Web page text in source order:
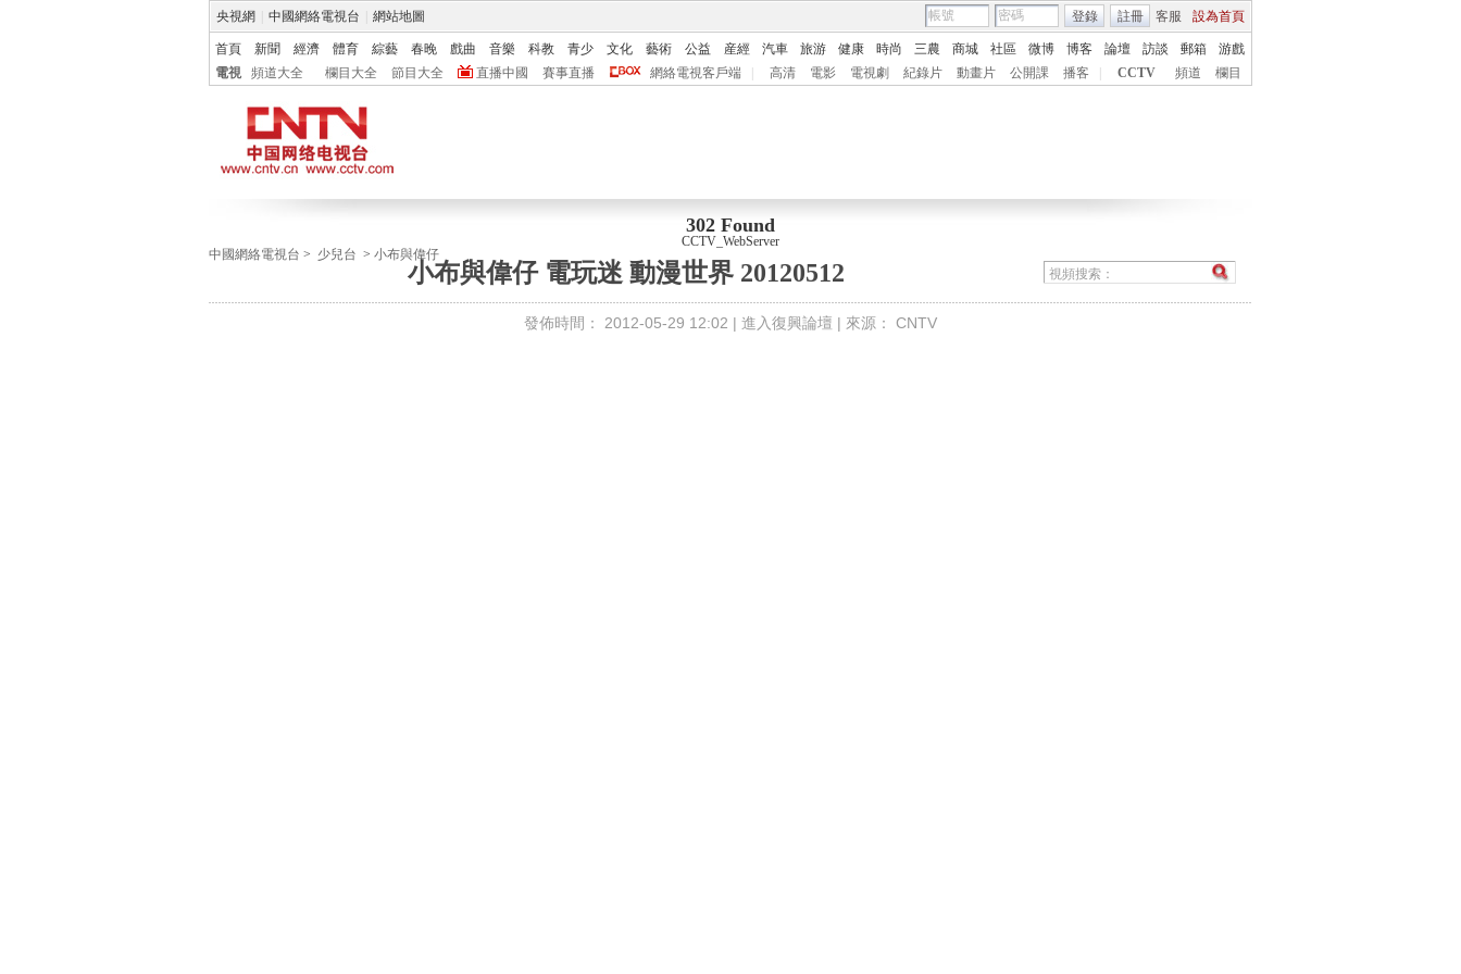
央視網 中國網絡電視台 網站地圖 客服 設為首頁
登錄 註冊
首頁 新聞 經濟 體育 綜藝 春晚 戲曲 音樂 科教 青少 文化 藝術 公益 産經 汽車 旅游 健康 時尚 三農 商城 社區 微博 博客 論壇 訪談 郵箱
游戲
電視
頻道大全 欄目大全 節目大全 直播中國 賽事直播 網絡電視客戶端 高清 電影 電視劇 紀錄片 動畫片 公開課 播客 CCTV 頻道 欄目
302 Found
CCTV_WebServer
中國網絡電視台 > 少兒台 > 小布與偉仔
小布與偉仔 電玩迷 動漫世界 20120512
發佈時間： 2012-05-29 12:02 | 進入復興論壇 | 來源： CNTV